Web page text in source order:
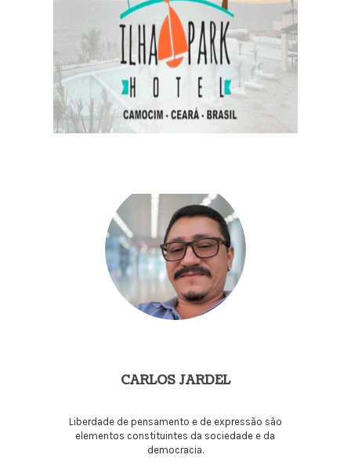
CARLOS JARDEL
Liberdade de pensamento e de expressão são
elementos constituintes da sociedade e da
democracia.